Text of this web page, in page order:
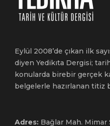
Eylül 2008’de çıkan ilk
diyen Yedikıta Dergisi;
konularda birebir gerçek
belgelerle hazırlanan titiz
Adres: Bağlar Mah. Mimar